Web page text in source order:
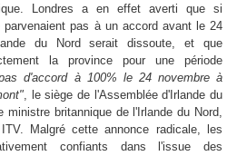
Londres a en effet averti que si
pas à un accord avant le 24
du Nord serait dissoute, et que
la province pour une période
d'accord à 100% le 24 novembre à
, le siège de l'Assemblée d'Irlande du
ministre britannique de l'Irlande du Nord,
Malgré cette annonce radicale, les
confiants dans l'issue des